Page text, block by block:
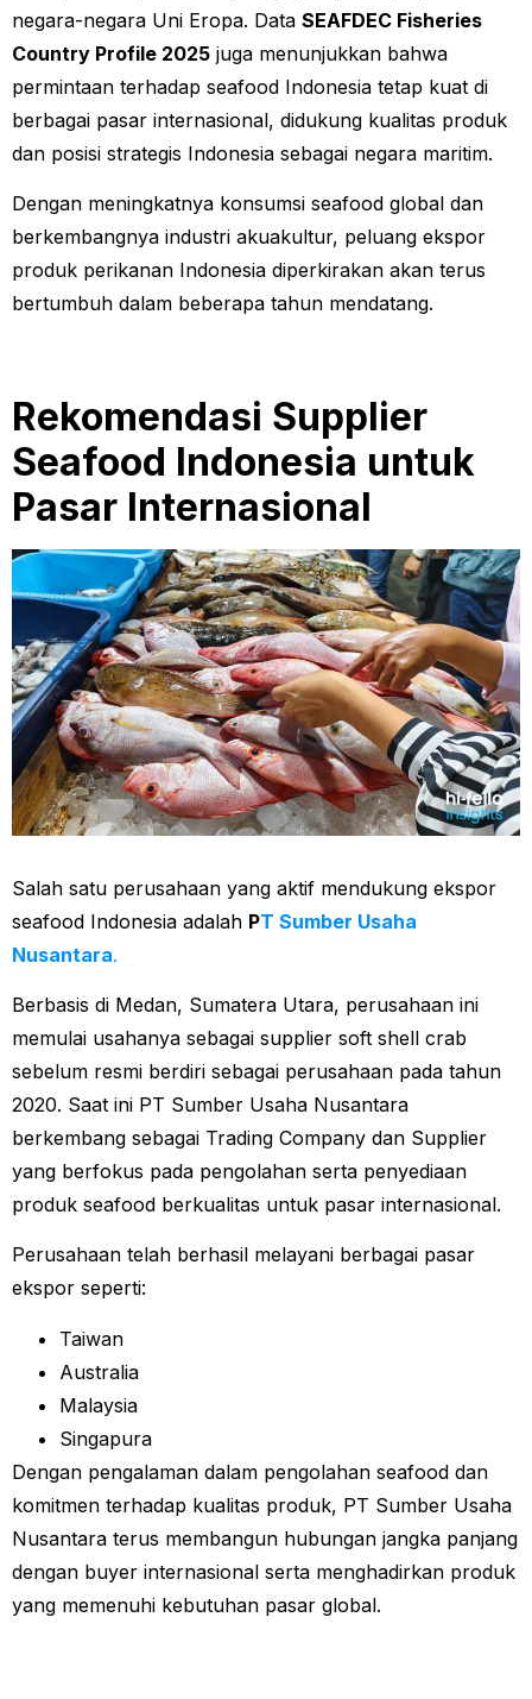
negara-negara Uni Eropa. Data SEAFDEC Fisheries
Country Profile 2025 juga menunjukkan bahwa
permintaan terhadap seafood Indonesia tetap kuat di
berbagai pasar internasional, didukung kualitas produk
dan posisi strategis Indonesia sebagai negara maritim.
Dengan meningkatnya konsumsi seafood global dan
berkembangnya industri akuakultur, peluang ekspor
produk perikanan Indonesia diperkirakan akan terus
bertumbuh dalam beberapa tahun mendatang.
Rekomendasi Supplier
Seafood Indonesia untuk
Pasar Internasional
Salah satu perusahaan yang aktif mendukung ekspor
seafood Indonesia adalah PT Sumber Usaha
Nusantara.
Berbasis di Medan, Sumatera Utara, perusahaan ini
memulai usahanya sebagai supplier soft shell crab
sebelum resmi berdiri sebagai perusahaan pada tahun
2020. Saat ini PT Sumber Usaha Nusantara
berkembang sebagai Trading Company dan Supplier
yang berfokus pada pengolahan serta penyediaan
produk seafood berkualitas untuk pasar internasional.
Perusahaan telah berhasil melayani berbagai pasar
ekspor seperti:
Taiwan
Australia
Malaysia
Singapura
Dengan pengalaman dalam pengolahan seafood dan
komitmen terhadap kualitas produk, PT Sumber Usaha
Nusantara terus membangun hubungan jangka panjang
dengan buyer internasional serta menghadirkan produk
yang memenuhi kebutuhan pasar global.